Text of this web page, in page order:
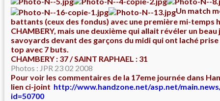
Un match
battants (ceux des fondus) avec une première mi-temps
CHAMBERY, mais une deuxième qui allait révéler un
savoyards devant des garçons du midi qui ont laché prise
top avec 7 buts.
CHAMBERY : 37 / SAINT RAPHAEL : 31
Photos : JPR 23 02 2008
Pour voir les commentaires de la 17eme journée dans
lien ci-joint http://www.handzone.net/asp.net/
id=50700